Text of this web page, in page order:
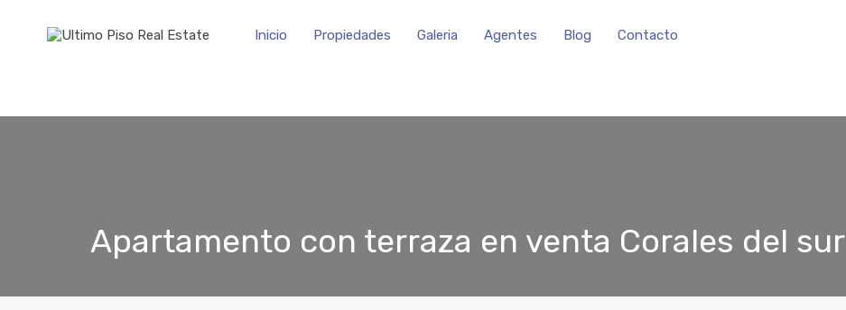
Inicio Propiedades Galeria Agentes Blog Contacto
Apartamento con terraza en venta Corales del sur